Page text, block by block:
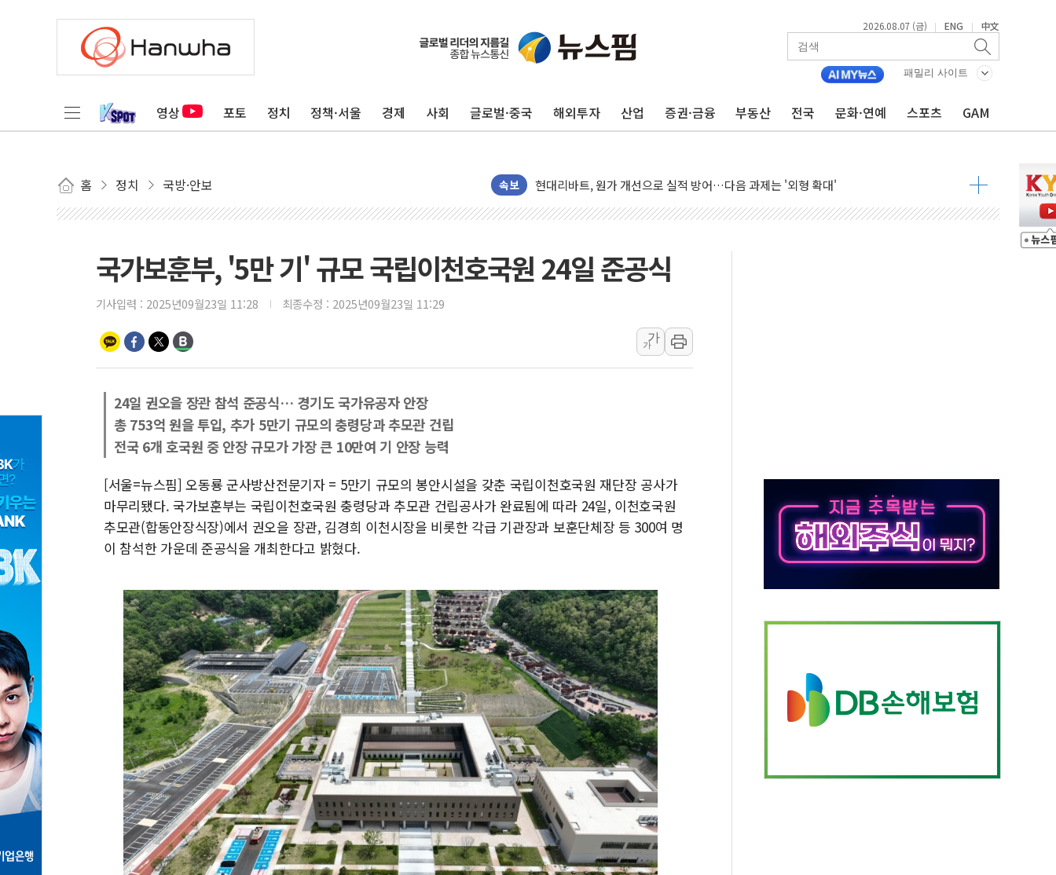
2026.08.07 (금) | ENG | 中文
패밀리 사이트
영상 포토 정치 정책·서울 경제 사회 글로벌·중국 해외투자 산업 증권·금융 부동산 전국 문화·연예 스포츠 GAM
홈 정치 국방·안보 속보
트럼프, '원정출산 시민권 차단' 행정명령 서명…출생시민권 제한 재시동
트럼프 "이란전 조만간 끝날 것"…군수품 부족설 일축 "막대한 무기 보유"
"세금 부담 덜자"…비거주 1주택자 귀환 조짐에 전월세시장 '긴장'
세금 부담 커진 고가 1주택자…맞교환·재매수·다운사이징 '저울질'
뉴욕증시, 유가·금리 부담에 하락…다우 5거래일 랠리 '마침표'
이란, 오만과 호르무즈 해협 재개방 합의 막바지.."美와 직접 협상 없어"
李대통령, 오늘 부동산 정책 점검 2차 회의…주택 공급 대책 막바지 조율할 듯
[오늘의 정치일정] 8월 7일(금)
[오늘의 국회일정] 상임위·세미나·기자회견·주요 정당 - 8월 7일
뉴욕증시 개장 전 특징주...모더나·아이온큐·도어대시↑ VS 샌디스크·피그마·앱러빈↓
김정관 장관 "영업이익 N% 성과급 반대…상법·자본시장법 개정 논의"
뉴욕증시 프리뷰, 미 주가선물 AI주 차익실현 속 혼조세...웨스턴디지털·샌디스크↓
청와대, 북한 단거리 탄도미사일 발사에 긴급 안보 점검회의
국가보훈부, '5만 기' 규모 국립이천호국원 24일 준공식
기사입력 : 2025년09월23일 11:28 최종수정 : 2025년09월23일 11:29
가
가
24일 권오을 장관 참석 준공식… 경기도 국가유공자 안장
총 753억 원을 투입, 추가 5만기 규모의 충령당과 추모관 건립
전국 6개 호국원 중 안장 규모가 가장 큰 10만여 기 안장 능력
[서울=뉴스핌] 오동룡 군사방산전문기자 = 5만기 규모의 봉안시설을 갖춘 국립이천호국원 재단장 공사가
마무리됐다. 국가보훈부는 국립이천호국원 충령당과 추모관 건립공사가 완료됨에 따라 24일, 이천호국원
추모관(합동안장식장)에서 권오을 장관, 김경희 이천시장을 비롯한 각급 기관장과 보훈단체장 등 300여 명
이 참석한 가운데 준공식을 개최한다고 밝혔다.